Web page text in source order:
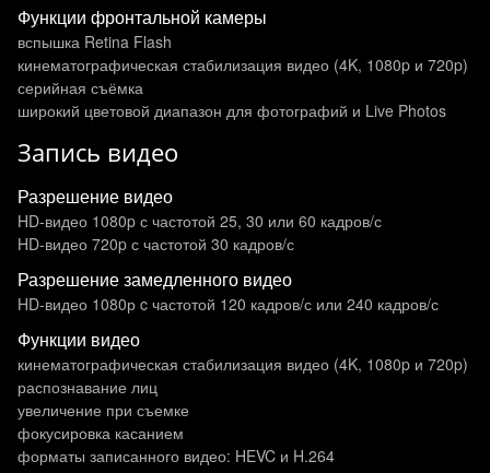
Функции фронтальной камеры
вспышка Retina Flash
кинематографическая стабилизация видео (4K, 1080p и 720p)
серийная съёмка
широкий цветовой диапазон для фотографий и Live Photos
Запись видео
Разрешение видео
HD-видео 1080p с частотой 25, 30 или 60 кадров/ с
HD-видео 720p с частотой 30 кадров/ с
Разрешение замедленного видео
HD-видео 1080р c частотой 120 кадров/ с или 240 кадров/ с
Функции видео
кинематографическая стабилизация видео (4K, 1080p и 720p)
распознавание лиц
увеличение при съемке
фокусировка касанием
форматы записанного видео: HEVC и H.264